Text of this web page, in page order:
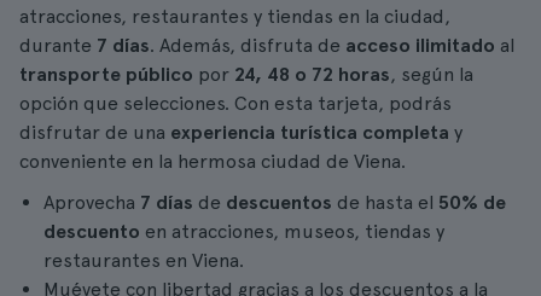
atracciones, restaurantes y tiendas en la ciudad,
durante 7 días. Además, disfruta de acceso ilimitado al
transporte público por 24, 48 o 72 horas, según la
opción que selecciones. Con esta tarjeta, podrás
disfrutar de una experiencia turística completa y
conveniente en la hermosa ciudad de Viena.
Aprovecha 7 días de descuentos de hasta el 50% de
descuento en atracciones, museos, tiendas y
restaurantes en Viena.
Muévete con libertad gracias a los descuentos a la